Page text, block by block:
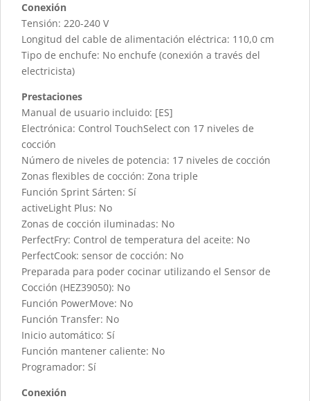
Conexión
Tensión: 220-240 V
Longitud del cable de alimentación eléctrica: 110,0 cm
Tipo de enchufe: No enchufe (conexión a través del
electricista)
Prestaciones
Manual de usuario incluido: [ES]
Electrónica: Control TouchSelect con 17 niveles de
cocción
Número de niveles de potencia: 17 niveles de cocción
Zonas flexibles de cocción: Zona triple
Función Sprint Sárten: Sí
activeLight Plus: No
Zonas de cocción iluminadas: No
PerfectFry: Control de temperatura del aceite: No
PerfectCook: sensor de cocción: No
Preparada para poder cocinar utilizando el Sensor de
Cocción (HEZ39050): No
Función PowerMove: No
Función Transfer: No
Inicio automático: Sí
Función mantener caliente: No
Programador: Sí
Conexión